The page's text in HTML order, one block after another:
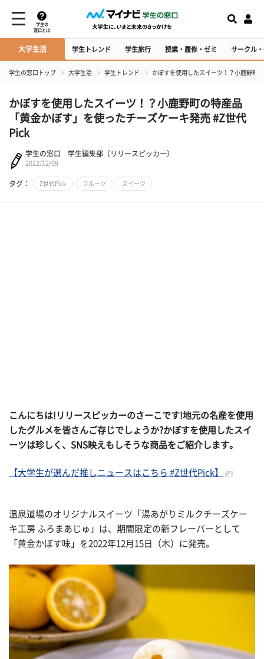
学生の
窓口とは
大学生活 学生トレンド 学生旅行 授業・履修・ゼミ サークル
学生の窓口トップ 大学生活 学生トレンド かぼすを使用したスイーツ！？小鹿野町
かぼすを使用したスイーツ！？小鹿野町の特産品
「黄金かぼす」を使ったチーズケーキ発売 #Z世代
Pick
学生の窓口 学生編集部（リリースピッカー）
2022/12/09
タグ： Z世代Pick フルーツ スイーツ
こんにちは!リリースピッカーのさーこです!地元の名産を使用
したグルメを皆さんご存じでしょうか?かぼすを使用したスイ
ーツは珍しく、SNS映えもしそうな商品をご紹介します。
【大学生が選んだ推しニュースはこちら #Z世代Pick】
温泉道場のオリジナルスイーツ「湯あがりミルクチーズケー
キ工房 ふろまあじゅ」は、期間限定の新フレーバーとして
「黄金かぼす味」を2022年12月15日（木）に発売。